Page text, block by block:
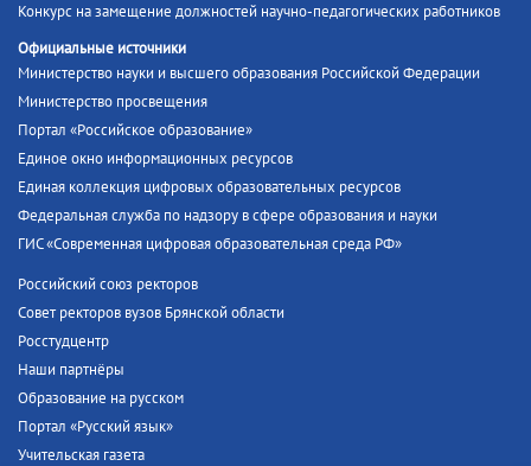
Конкурс на замещение должностей научно-педагогических работников
Официальные источники
Министерство науки и высшего образования Российской Федерации
Министерство просвещения
Портал «Российское образование»
Единое окно информационных ресурсов
Единая коллекция цифровых образовательных ресурсов
Федеральная служба по надзору в сфере образования и науки
ГИС «Современная цифровая образовательная среда РФ»
Российский союз ректоров
Совет ректоров вузов Брянской области
Росстудцентр
Наши партнёры
Образование на русском
Портал «Русский язык»
Учительская газета